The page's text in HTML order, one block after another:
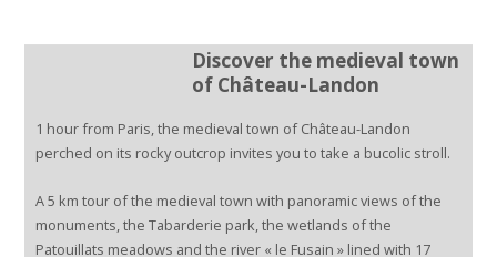
Discover the medieval town
of Château-Landon
1 hour from Paris, the medieval town of Château-Landon
perched on its rocky outcrop invites you to take a bucolic stroll.
A 5 km tour of the medieval town with panoramic views of the
monuments, the Tabarderie park, the wetlands of the
Patouillats meadows and the river « le Fusain » lined with 17